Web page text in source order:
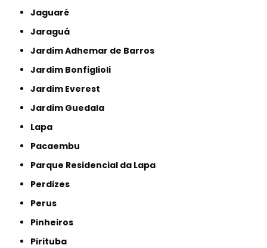
Jaguaré
Jaraguá
Jardim Adhemar de Barros
Jardim Bonfiglioli
Jardim Everest
Jardim Guedala
Lapa
Pacaembu
Parque Residencial da Lapa
Perdizes
Perus
Pinheiros
Pirituba